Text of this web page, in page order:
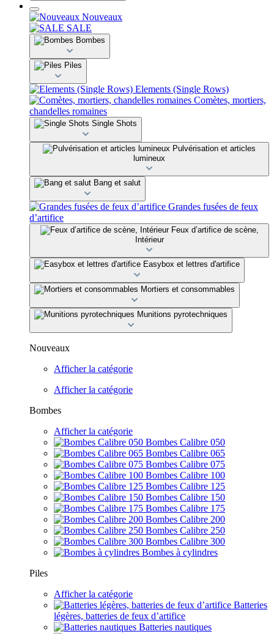
Nouveaux
SALE
Bombes
Piles
Elements (Single Rows)
Comètes, mortiers,
chandelles romaines
Single Shots
Pulvérisation et articles
lumineux
Bang et salut
Grandes fusées de feux
d’artifice
Feux d’artifice de scène,
Intérieur
Easybox et lettres d'artifice
Mortiers et consommables
Munitions pyrotechniques
Nouveaux
Afficher la catégorie
Afficher la catégorie
Bombes
Afficher la catégorie
Bombes Calibre 050
Bombes Calibre 065
Bombes Calibre 075
Bombes Calibre 100
Bombes Calibre 125
Bombes Calibre 150
Bombes Calibre 175
Bombes Calibre 200
Bombes Calibre 250
Bombes Calibre 300
Bombes à cylindres
Piles
Afficher la catégorie
Batteries
légères, batteries de feux d’artifice
Batteries nautiques